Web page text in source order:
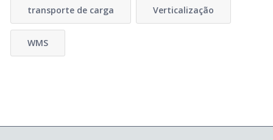
transporte de carga Verticalização
WMS